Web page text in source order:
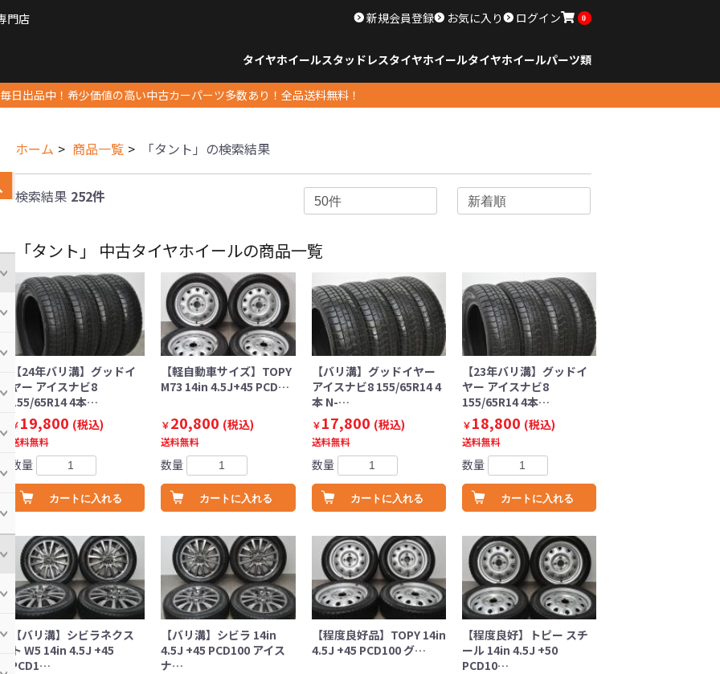
門店 新規会員登録 お気に入り ログイン 0
タイヤホイールスタッドレスタイヤホイールタイヤホイールパーツ類
毎日出品中！希少価値の高い中古カーパーツ多数あり！全品送料無料！
ホーム 商品一覧 「タント」の検索結果
検索結果 252件
「タント」 中古タイヤホイールの商品一覧
【24年バリ溝】グッドイ
ヤー アイスナビ8
155/65R14 4本…
￥19,800 (税込)
送料無料
数量
カートに入れる
【軽自動車サイズ】TOPY
M73 14in 4.5J+45 PCD…
￥20,800 (税込)
送料無料
数量
カートに入れる
【バリ溝】グッドイヤー
アイスナビ8 155/65R14 4
本 N-…
￥17,800 (税込)
送料無料
数量
カートに入れる
【23年バリ溝】グッドイ
ヤー アイスナビ8
155/65R14 4本…
￥18,800 (税込)
送料無料
数量
カートに入れる
【バリ溝】シビラネクス
ト W5 14in 4.5J +45
PCD1…
【バリ溝】シビラ 14in
4.5J +45 PCD100 アイス
ナ…
【程度良好品】TOPY 14in
4.5J +45 PCD100 グ…
【程度良好】トピー スチ
ール 14in 4.5J +50
PCD10…